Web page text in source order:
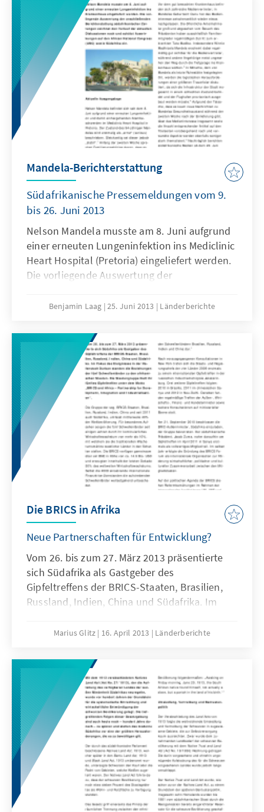
Mandela-Berichterstattung
Südafrikanische Pressemeldungen vom 9.
bis 26. Juni 2013
Nelson Mandela musste am 8. Juni aufgrund
einer erneuten Lungeninfektion ins Mediclinic
Heart Hospital (Pretoria) eingeliefert werden.
Die vorliegende Auswertung der
südafrikanischer Zeitungen zeichnet den
schätzt Auswirkungen auf den African
National Congress (ANC) sowie Südafrika ein.
Benjamin Laag 25. Juni 2013 Länderberichte
Die BRICS in Afrika
Neue Partnerschaften für Entwicklung?
Vom 26. bis zum 27. März 2013 präsentierte
sich Südafrika als Gastgeber des
Gipfeltreffens der BRICS-Staaten, Brasilien,
Russland, Indien, China und Südafrika. Im
Durban standen die Beziehungen der fünf
Staaten. Die Staatengruppe hielt ihr fünftes
Gipfeltreffen unter dem Motto „BRICS and
Africa – Partnership for Development,
Integration and Industrialisation“.
Marius Glitz 16. April 2013 Länderberichte